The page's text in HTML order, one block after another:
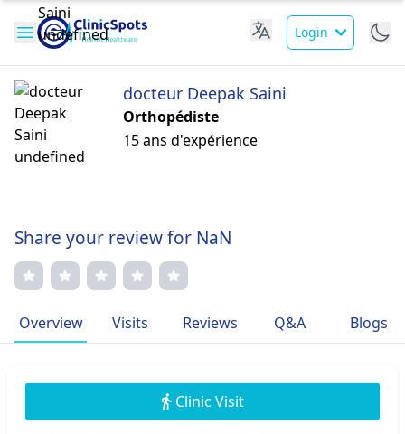
Login
docteur Deepak Saini
Orthopédiste
15 ans d'expérience
Share your review for NaN
Overview Visits Reviews Q&A Blogs
Clinic Visit